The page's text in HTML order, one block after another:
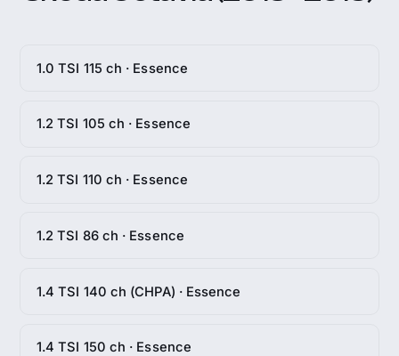
1.0 TSI 115 ch · Essence
1.2 TSI 105 ch · Essence
1.2 TSI 110 ch · Essence
1.2 TSI 86 ch · Essence
1.4 TSI 140 ch (CHPA) · Essence
1.4 TSI 150 ch · Essence